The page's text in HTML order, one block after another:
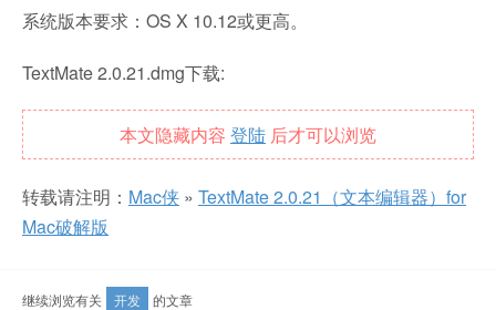
系统版本要求：OS X 10.12或更高。
TextMate 2.0.21.dmg下载:
本文隐藏内容 登陆 后才可以浏览
转载请注明： Mac侠 » TextMate 2.0.21（文本编辑器）for
Mac破解版
继续浏览有关 开发 的文章